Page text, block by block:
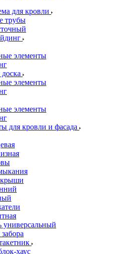
для кровли
трубы
элементы
элементы
элементы
для кровли и фасада
универсальный
хаус